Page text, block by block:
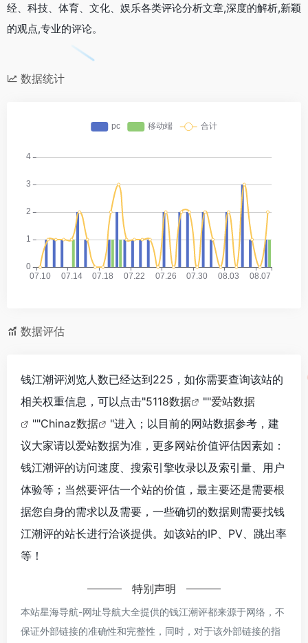
经、科技、体育、文化、娱乐各类评论分析文章,深度的解析,新颖
的观点,专业的评论。
数据统计
数据评估
钱江潮评浏览人数已经达到225，如你需要查询该站的
相关权重信息，可以点击"5118数据 ""爱站数据
""Chinaz数据
"进入；以目前的网站数据参考，建
议大家请以爱站数据为准，更多网站价值评估因素如：
钱江潮评的访问速度、搜索引擎收录以及索引量、用户
体验等；当然要评估一个站的价值，最主要还是需要根
据您自身的需求以及需要，一些确切的数据则需要找钱
江潮评的站长进行洽谈提供。如该站的IP、PV、跳出率
等！
特别声明
本站星海导航-网址导航大全提供的钱江潮评都来源于网络，不
保证外部链接的准确性和完整性，同时，对于该外部链接的指